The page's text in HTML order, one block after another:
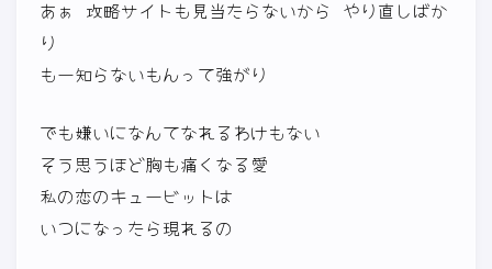
あぁ 攻略サイトも見当たらないから やり直しばか
り
もー知らないもんって強がり
でも嫌いになんてなれるわけもない
そう思うほど胸も痛くなる愛
私の恋のキュービットは
いつになったら現れるの